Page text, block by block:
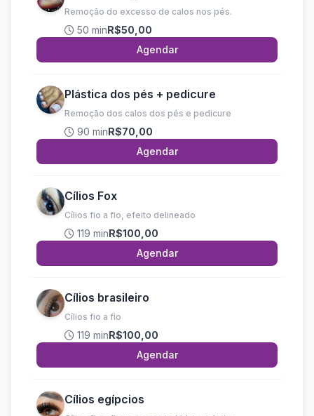
Remoção do excesso de calos nos pés.
50 minR$50,00
Agendar
Plástica dos pés + pedicure
Remoção dos calos dos pés e pedicure
90 minR$70,00
Agendar
Cílios Fox
Cílios fio a fio, efeito delineado
119 minR$100,00
Agendar
Cílios brasileiro
Cílios fio a fio
119 minR$100,00
Agendar
Cílios egípcios